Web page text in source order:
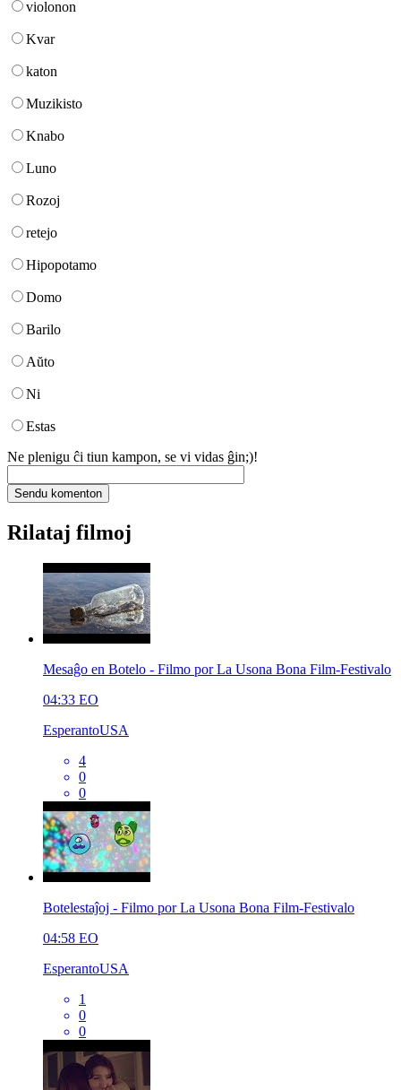
violonon
Kvar
katon
Muzikisto
Knabo
Luno
Rozoj
retejo
Hipopotamo
Domo
Barilo
Aŭto
Ni
Estas
Ne plenigu ĉi tiun kampon, se vi vidas ĝin;)!
Rilataj filmoj
Mesaĝo en Botelo - Filmo por La Usona Bona Film-Festivalo
04:33 EO
EsperantoUSA
4
0
0
Botelestaĵoj - Filmo por La Usona Bona Film-Festivalo
04:58 EO
EsperantoUSA
1
0
0